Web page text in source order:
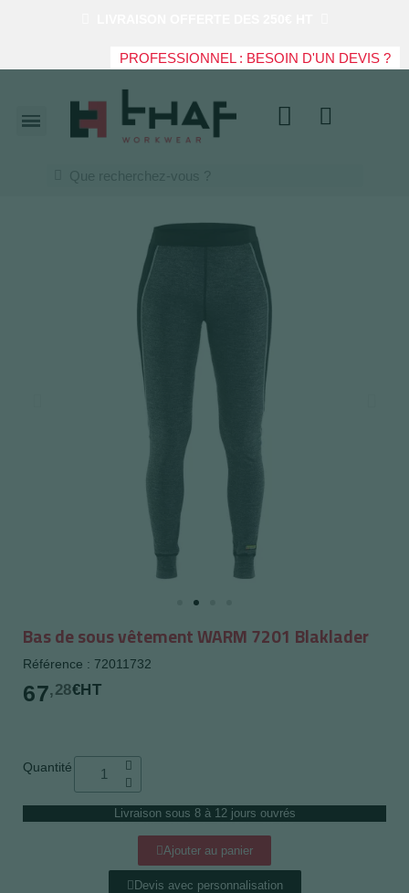
PROFESSIONNEL : BESOIN D'UN DEVIS ?
Bas de sous vêtement WARM 7201 Blaklader
Référence : 72011732
67,28€HT
Quantité
Livraison sous 8 à 12 jours ouvrés
Ajouter au panier
Devis avec personnalisation